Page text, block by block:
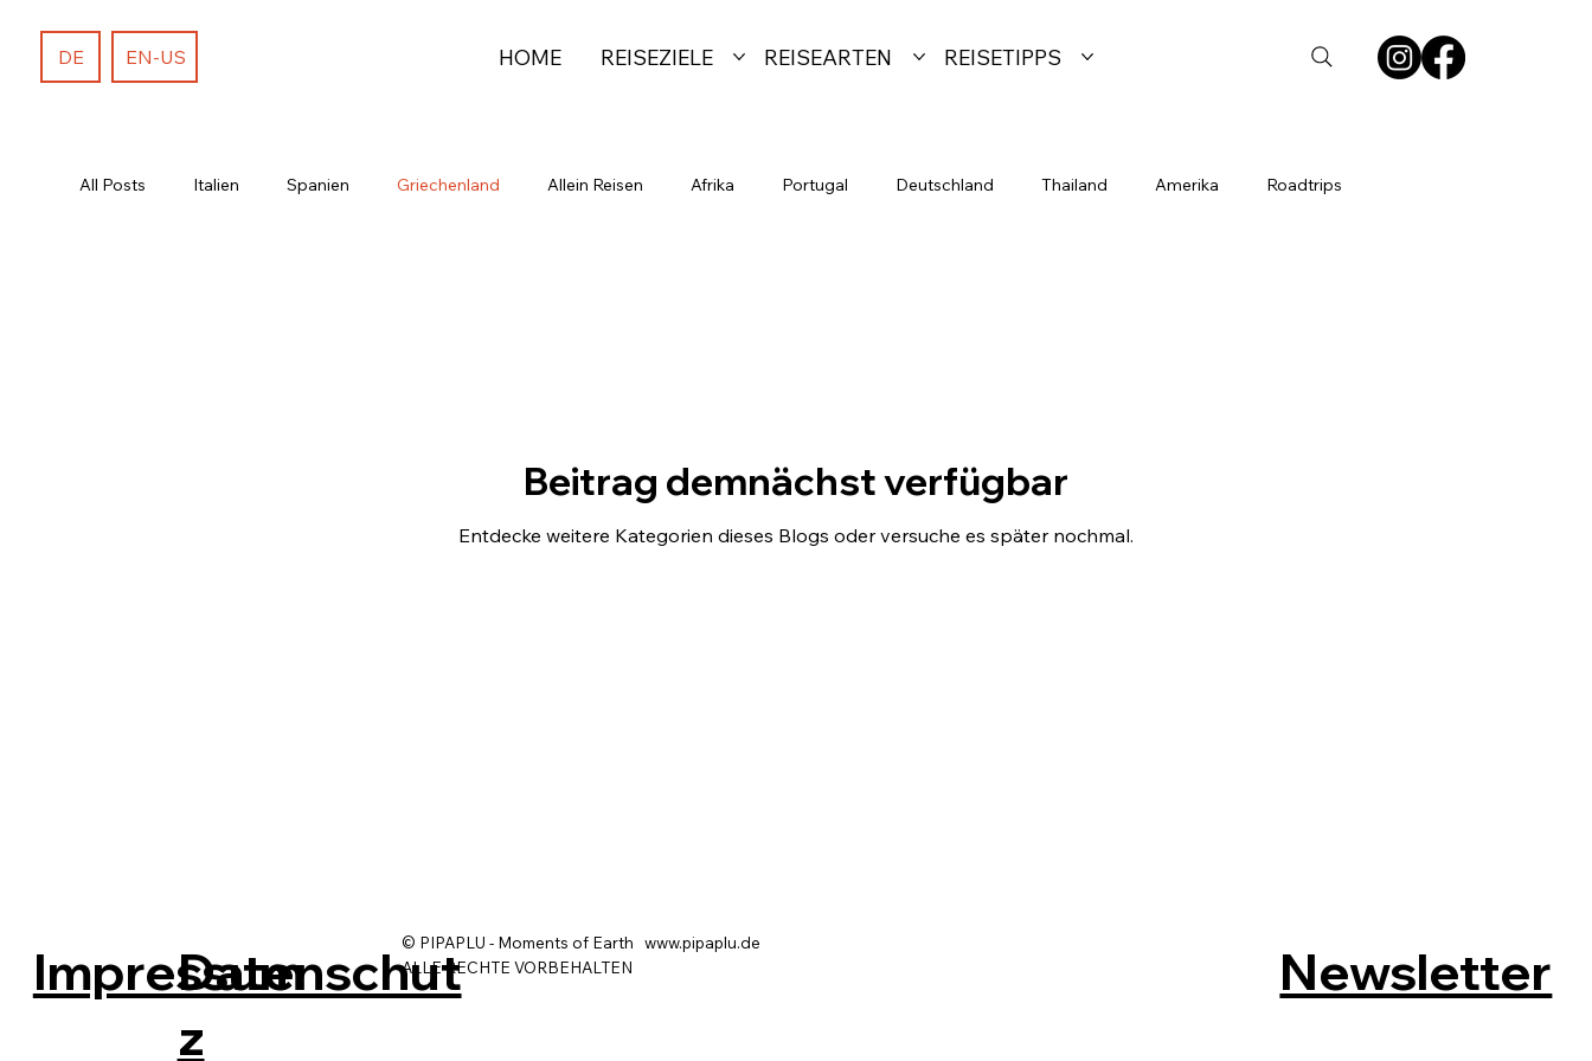
DE EN-US HOME REISEZIELE REISEARTEN REISETIPPS
All Posts Italien Spanien Griechenland Allein Reisen Afrika Portugal Deutschland Thailand Amerika Roadtrips
Beitrag demnächst verfügbar
Entdecke weitere Kategorien dieses Blogs oder versuche es später nochmal.
ImpressumDatenschut
z
© PIPAPLU - Moments of Earth www.pipaplu.de
ALLE RECHTE VORBEHALTEN
Newsletter